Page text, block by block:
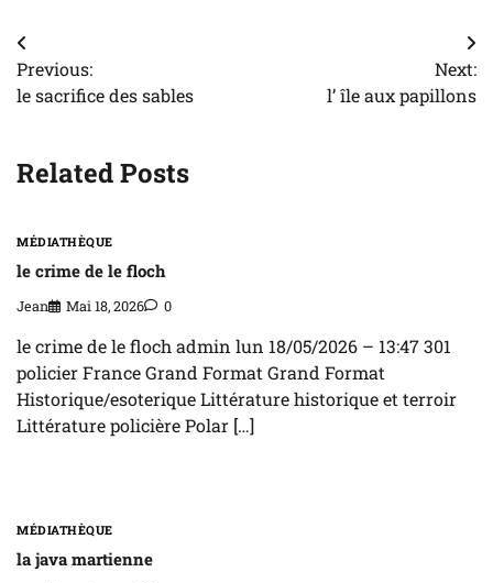
Navigation
de
Previous:
le sacrifice des sables
Next:
l’ île aux papillons
Related Posts
MÉDIATHÈQUE
le crime de le floch
Jean Mai 18, 2026 0
le crime de le floch admin lun 18/05/2026 – 13:47 301
policier France Grand Format Grand Format
Historique/esoterique Littérature historique et terroir
Littérature policière Polar […]
MÉDIATHÈQUE
la java martienne